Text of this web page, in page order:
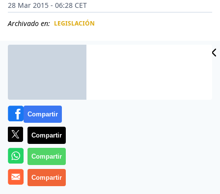
28 Mar 2015 - 06:28 CET
Archivado en: LEGISLACIÓN
La fiscal general de Venezuela, Luisa Ortega Díaz, ha
Compartir
Compartir
Compartir
Compartir